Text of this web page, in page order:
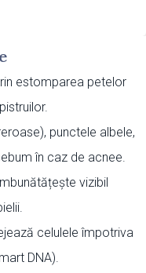
estomparea petelor
punctele albele,
în caz de acnee.
vizibil
celulele împotriva
DNA).